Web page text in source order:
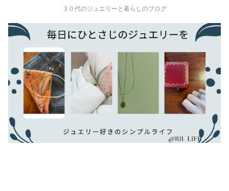
３０代のジュエリーと暮らしのブログ